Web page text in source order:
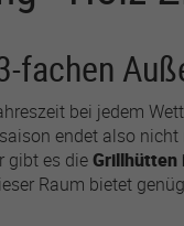
fachen
bei jedem
endet also
gibt es dieGrillhütten
Raum bietet